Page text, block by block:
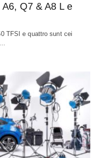
Q7 & A8 L e
TFSI e quattro sunt cei